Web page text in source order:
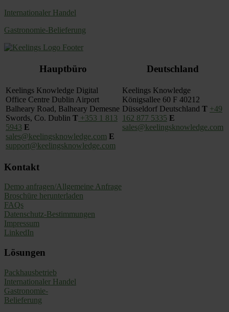
Internationaler Handel
Gastronomie-Belieferung
Footer
Hauptbüro Deutschland
Keelings Knowledge Digital
Office Centre Dublin Airport
Balheary Road, Balheary Demesne
Swords, Co. Dublin T +353 1 813
5943 E
sales@keelingsknowledge.com E
support@keelingsknowledge.com
Keelings Knowledge
Königsallee 60 F 40212
Düsseldorf Deutschland T +49
162 877 5335 E
sales@keelingsknowledge.com
Kontakt
Demo anfragen/Allgemeine Anfrage
Broschüre herunterladen
FAQs
Datenschutz-Bestimmungen
Impressum
LinkedIn
Lösungen
Packhausbetrieb
Internationaler Handel
Gastronomie-
Belieferung